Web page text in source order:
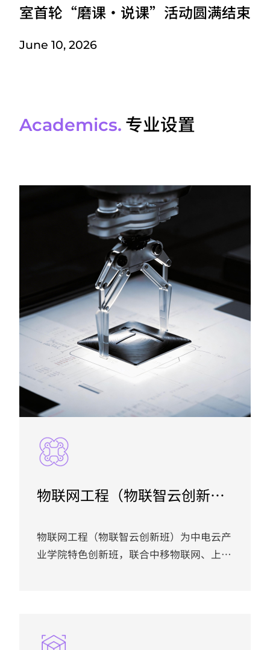
室首轮“磨课·说课”活动圆满结束
June 10, 2026
Academics. 专业设置
物联网工程（物联智云创新
物联网工程（物联智云创新班）为中电云产
业学院特色创新班，联合中移物联网、上海
焦物联网终端开发、云平台接入、边缘计